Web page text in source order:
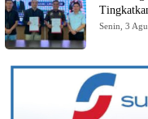
Senin, 3